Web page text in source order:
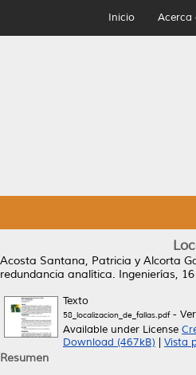
Inicio Acerca
Acosta Santana, Patricia y Alcorta
redundancia analítica. Ingenierías,
Texto
58_localizacion_de_fallas.pdf-
Available under License
Download (467kB)
Vista
Resumen